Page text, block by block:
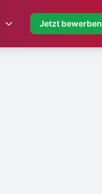
Jetzt bewerben